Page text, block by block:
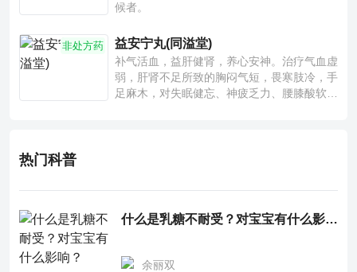
候者。
非处方药 益安宁丸(同溢堂)
补气活血，益肝健肾，养心安神。治疗气血虚
弱，肝肾不足所致的胸闷气短，畏寒肢冷，手
足麻木，对失眠健忘、神疲乏力、腰膝酸软也
热门科普
什么是乳糖不耐受？对宝宝有什么影响？
余丽双